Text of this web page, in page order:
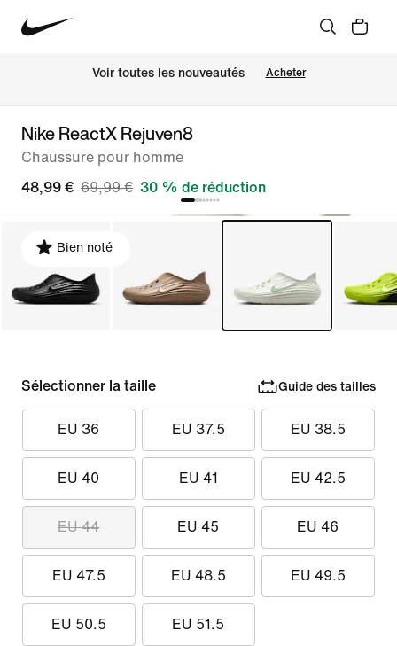
Voir toutes les nouveautés Acheter
Nike ReactX Rejuven8
Chaussure pour homme
48,99 € 69,99 € 30 % de réduction
Bien noté
Sélectionner la taille Guide des tailles
EU 36 EU 37.5 EU 38.5
EU 40 EU 41 EU 42.5
EU 44 EU 45 EU 46
EU 47.5 EU 48.5 EU 49.5
EU 50.5 EU 51.5